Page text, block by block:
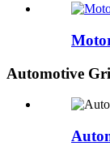
Automotive